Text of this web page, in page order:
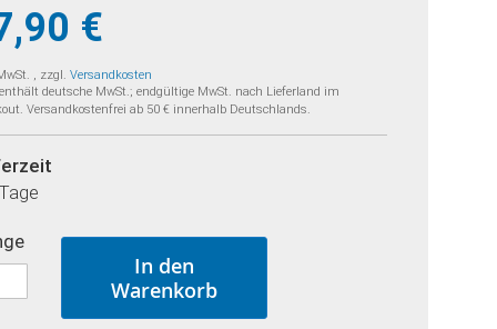
€
, zzgl.Versandkosten
deutsche MwSt.; endgültige MwSt. nach Lieferland im
Versandkostenfrei ab 50 € innerhalb Deutschlands.
In den
Warenkorb